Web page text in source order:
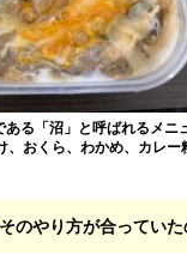
る「沼」と呼ばれるメニ
、おくら、わかめ、カレー
やり方が合っていた